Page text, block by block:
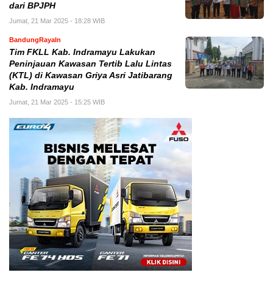
dari BPJPH
Jumat, 21 Mar 2025 - 18:28 WIB
BandungRayaIn
Tim FKLL Kab. Indramayu Lakukan
Peninjauan Kawasan Tertib Lalu Lintas
(KTL) di Kawasan Griya Asri Jatibarang
Kab. Indramayu
Jumat, 21 Mar 2025 - 15:25 WIB